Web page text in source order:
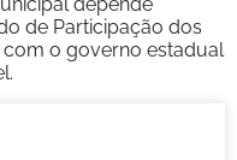
de Participação dos
com o governo estadual